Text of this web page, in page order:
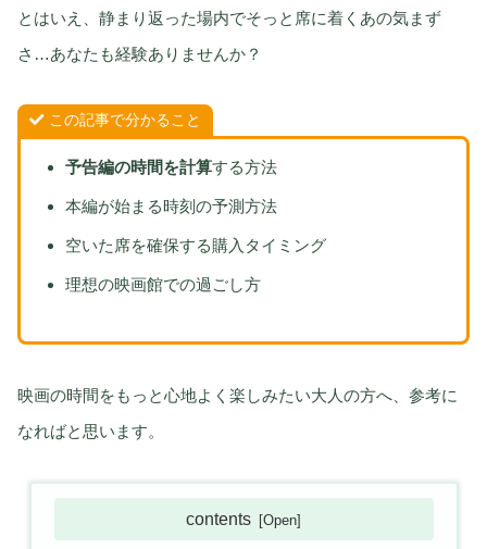
とはいえ、静まり返った場内でそっと席に着くあの気まず
さ…あなたも経験ありませんか？
この記事で分かること
予告編の時間を計算する方法
本編が始まる時刻の予測方法
空いた席を確保する購入タイミング
理想の映画館での過ごし方
映画の時間をもっと心地よく楽しみたい大人の方へ、参考に
なればと思います。
contents